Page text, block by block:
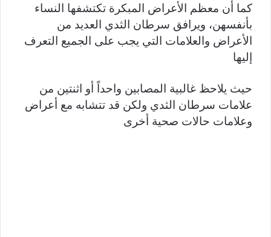
كما أن معظم الأعراض المبكرة تكتشفها النساء
بأنفسهن، ويرافق سرطان الثدي العديد من
الأعراض والعلامات التي يجب على الجميع التعرف
إليها
حيث يلاحظ غالبية المصابين واحداً أو اثنتين من
علامات سرطان الثدي ولكن قد تتشابه مع أعراض
وعلامات حالات صحية أخرى